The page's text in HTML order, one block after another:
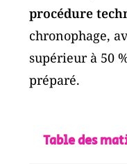
procédure
chronophage,
supérieur à 50
préparé.
Table des